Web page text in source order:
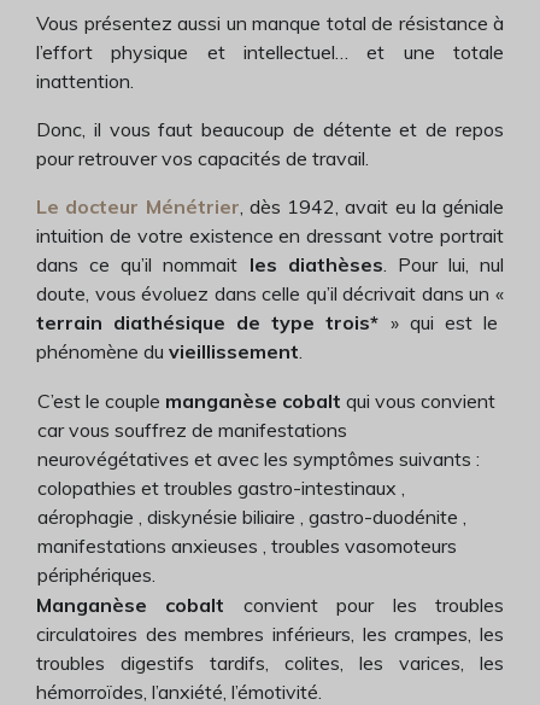
Vous présentez aussi un manque total de résistance à
l’effort physique et intellectuel… et une totale
inattention.
Donc, il vous faut beaucoup de détente et de repos
pour retrouver vos capacités de travail.
Le docteur Ménétrier , dès 1942, avait eu la géniale
intuition de votre existence en dressant votre portrait
dans ce qu’il nommait les diathèses . Pour lui, nul
doute, vous évoluez dans celle qu’il décrivait dans un «
terrain diathésique de type trois* » qui est le
phénomène du vieillissement
C’est le couple manganèse cobalt qui vous convient
car vous souffrez de manifestations
neurovégétatives et avec les symptômes suivants :
colopathies et troubles gastro-intestinaux ,
aérophagie , diskynésie biliaire , gastro-duodénite ,
manifestations anxieuses , troubles vasomoteurs
périphériques.
Manganèse cobalt convient pour les troubles
circulatoires des membres inférieurs, les crampes, les
troubles digestifs tardifs, colites, les varices, les
hémorroïdes, l’anxiété, l’émotivité.